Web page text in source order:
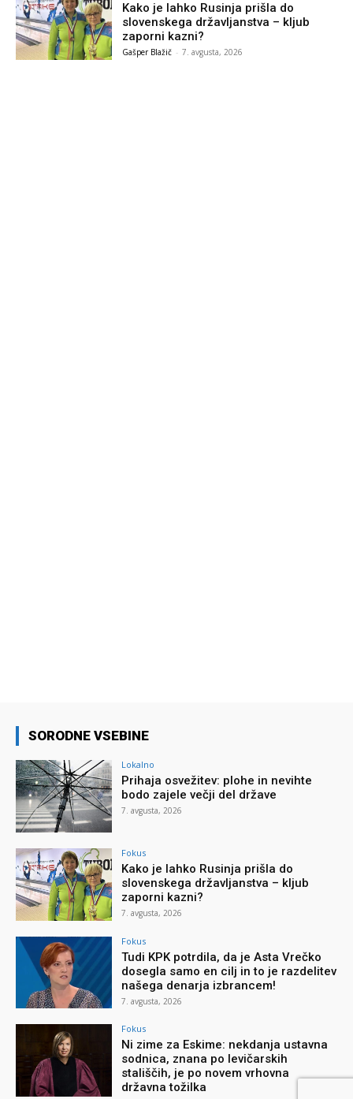
Kako je lahko Rusinja prišla do
slovenskega državljanstva – kljub
zaporni kazni?
Gašper Blažič - 7. avgusta, 2026
SORODNE VSEBINE
Lokalno
Prihaja osvežitev: plohe in nevihte
bodo zajele večji del države
7. avgusta, 2026
Fokus
Kako je lahko Rusinja prišla do
slovenskega državljanstva – kljub
zaporni kazni?
7. avgusta, 2026
Fokus
Tudi KPK potrdila, da je Asta Vrečko
dosegla samo en cilj in to je razdelitev
našega denarja izbrancem!
7. avgusta, 2026
Fokus
Ni zime za Eskime: nekdanja ustavna
sodnica, znana po levičarskih
stališčih, je po novem vrhovna
državna tožilka